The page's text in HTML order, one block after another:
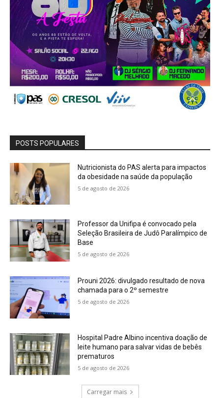
POSTS POPULARES
Nutricionista do PAS alerta para impactos
da obesidade na saúde da população
5 de agosto de 2026
Professor da Unifipa é convocado pela
Seleção Brasileira de Judô Paralímpico de
Base
5 de agosto de 2026
Prouni 2026: divulgado resultado de nova
chamada para o 2º semestre
5 de agosto de 2026
Hospital Padre Albino incentiva doação de
leite humano para salvar vidas de bebês
prematuros
5 de agosto de 2026
Carregar mais